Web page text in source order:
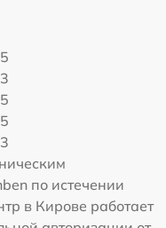
по истечении
в Кирове работает